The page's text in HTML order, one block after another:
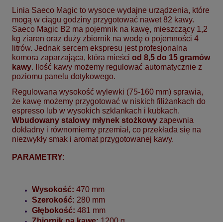
Linia Saeco Magic to wysoce wydajne urządzenia, które
mogą w ciągu godziny przygotować nawet 82 kawy.
Saeco Magic B2 ma pojemnik na kawę, mieszczący 1,2
kg ziaren oraz duży zbiornik na wodę o pojemności 4
litrów. Jednak sercem ekspresu jest profesjonalna
komora zaparzająca, która mieści od 8,5 do 15 gramów
kawy. Ilość kawy możemy regulować automatycznie z
poziomu panelu dotykowego.
Regulowana wysokość wylewki (75-160 mm) sprawia,
że kawę możemy przygotować w niskich filiżankach do
espresso lub w wysokich szklankach i kubkach.
Wbudowany stalowy młynek stożkowy zapewnia
dokładny i równomierny przemiał, co przekłada się na
niezwykły smak i aromat przygotowanej kawy.
PARAMETRY:
Wysokość: 470 mm
Szerokość: 280 mm
Głębokość: 481 mm